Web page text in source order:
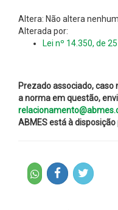
Altera: Não altera
Alterada por:
Lei nº 14.350, de
Prezado associado,
a norma em questão,
ABMES está à